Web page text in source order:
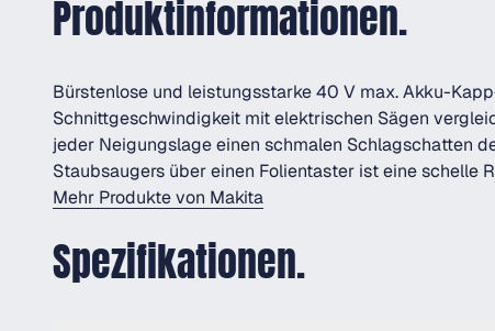
Produktinformationen.
Bürstenlose und leistungsstarke 40 V max. Akku-
Schnittgeschwindigkeit mit elektrischen Sägen
jeder Neigungslage einen schmalen Schlagschatten
Staubsaugers über einen Folientaster ist eine schelle
Mehr Produkte von Makita
Spezifikationen.